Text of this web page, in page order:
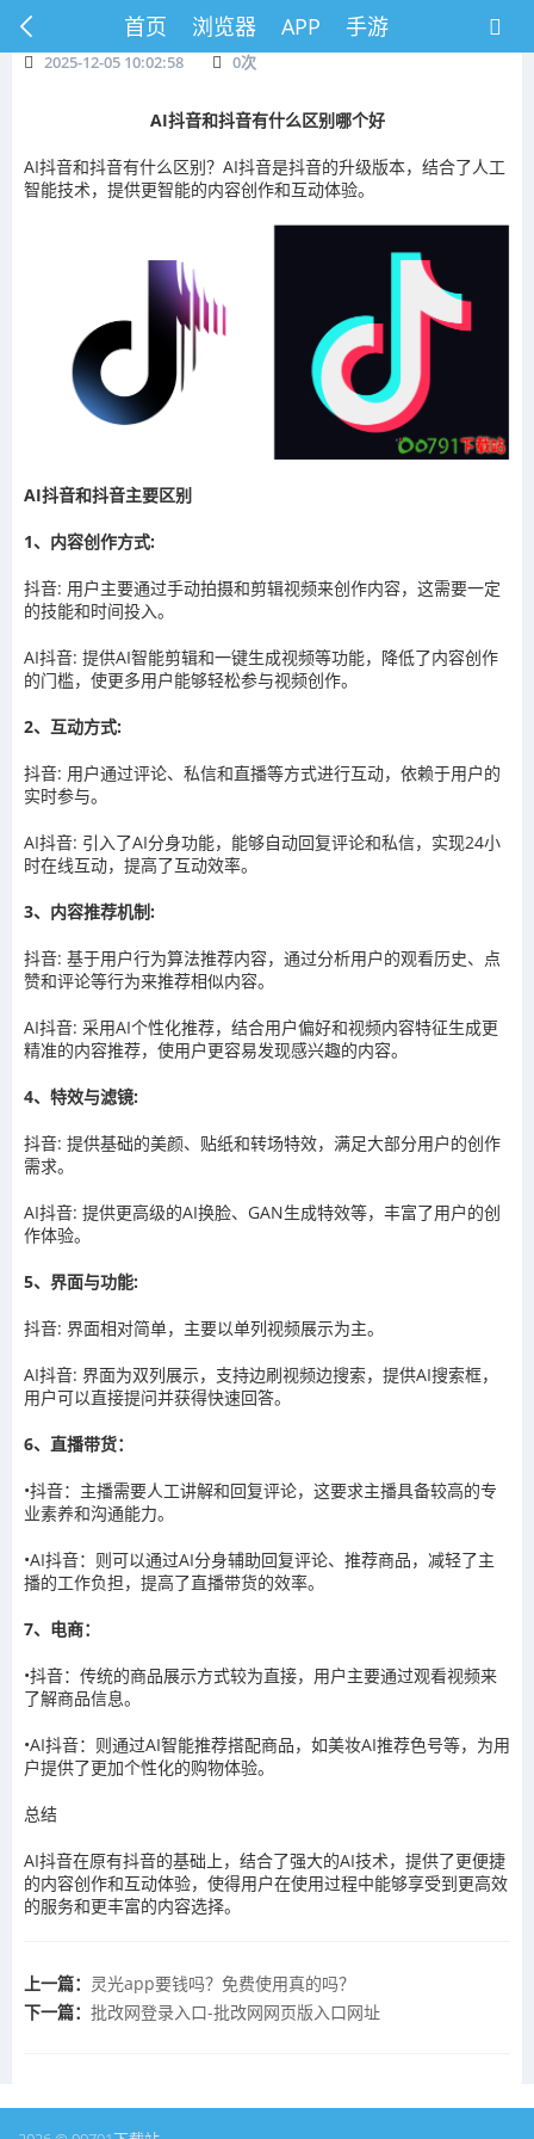
首页 浏览器 APP 手游
2025-12-05 10:02:58 0次
AI抖音和抖音有什么区别哪个好
AI抖音和抖音有什么区别？AI抖音是抖音的升级版本，结合了人工
智能技术，提供更智能的内容创作和互动体验。
AI抖音和抖音主要区别
1、内容创作方式:
抖音: 用户主要通过手动拍摄和剪辑视频来创作内容，这需要一定
的技能和时间投入。
AI抖音: 提供AI智能剪辑和一键生成视频等功能，降低了内容创作
的门槛，使更多用户能够轻松参与视频创作。
2、互动方式:
抖音: 用户通过评论、私信和直播等方式进行互动，依赖于用户的
实时参与。
AI抖音: 引入了AI分身功能，能够自动回复评论和私信，实现24小
时在线互动，提高了互动效率。
3、内容推荐机制:
抖音: 基于用户行为算法推荐内容，通过分析用户的观看历史、点
赞和评论等行为来推荐相似内容。
AI抖音: 采用AI个性化推荐，结合用户偏好和视频内容特征生成更
精准的内容推荐，使用户更容易发现感兴趣的内容。
4、特效与滤镜:
抖音: 提供基础的美颜、贴纸和转场特效，满足大部分用户的创作
需求。
AI抖音: 提供更高级的AI换脸、GAN生成特效等，丰富了用户的创
作体验。
5、界面与功能:
抖音: 界面相对简单，主要以单列视频展示为主。
AI抖音: 界面为双列展示，支持边刷视频边搜索，提供AI搜索框，
用户可以直接提问并获得快速回答。
6、直播带货：
•抖音：主播需要人工讲解和回复评论，这要求主播具备较高的专
业素养和沟通能力。
•AI抖音：则可以通过AI分身辅助回复评论、推荐商品，减轻了主
播的工作负担，提高了直播带货的效率。
7、电商：
•抖音：传统的商品展示方式较为直接，用户主要通过观看视频来
了解商品信息。
•AI抖音：则通过AI智能推荐搭配商品，如美妆AI推荐色号等，为用
户提供了更加个性化的购物体验。
总结
AI抖音在原有抖音的基础上，结合了强大的AI技术，提供了更便捷
的内容创作和互动体验，使得用户在使用过程中能够享受到更高效
的服务和更丰富的内容选择。
上一篇： 灵光app要钱吗？免费使用真的吗？
下一篇： 批改网登录入口-批改网网页版入口网址